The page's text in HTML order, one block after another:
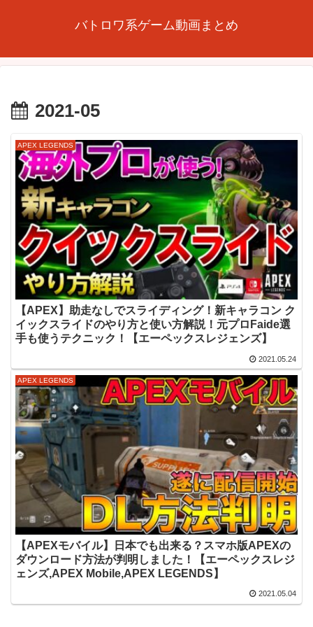
バトロワ系ゲーム動画まとめ
2021-05
APEX LEGENDS
【APEX】助走なしでスライディング！新キャラコン ク
イックスライドのやり方と使い方解説！元プロFaide選
手も使うテクニック！【エーペックスレジェンズ】
2021.05.24
APEX LEGENDS
【APEXモバイル】日本でも出来る？スマホ版APEXの
ダウンロード方法が判明しました！【エーペックスレジ
ェンズ,APEX Mobile,APEX LEGENDS】
2021.05.04